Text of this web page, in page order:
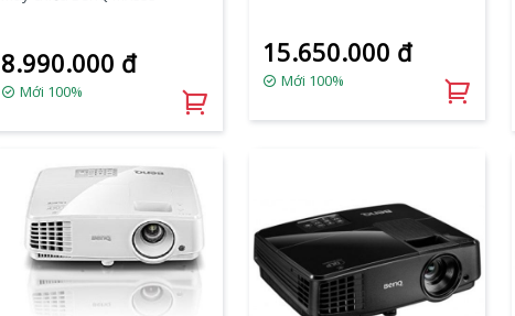
8.990.000 đ
Mới 100%
15.650.000 đ
Mới 100%